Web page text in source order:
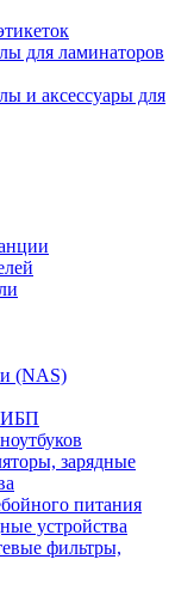
для ламинаторов
и аксессуары для
(NAS)
ИБП
зарядные
питания
устройства
фильтры,